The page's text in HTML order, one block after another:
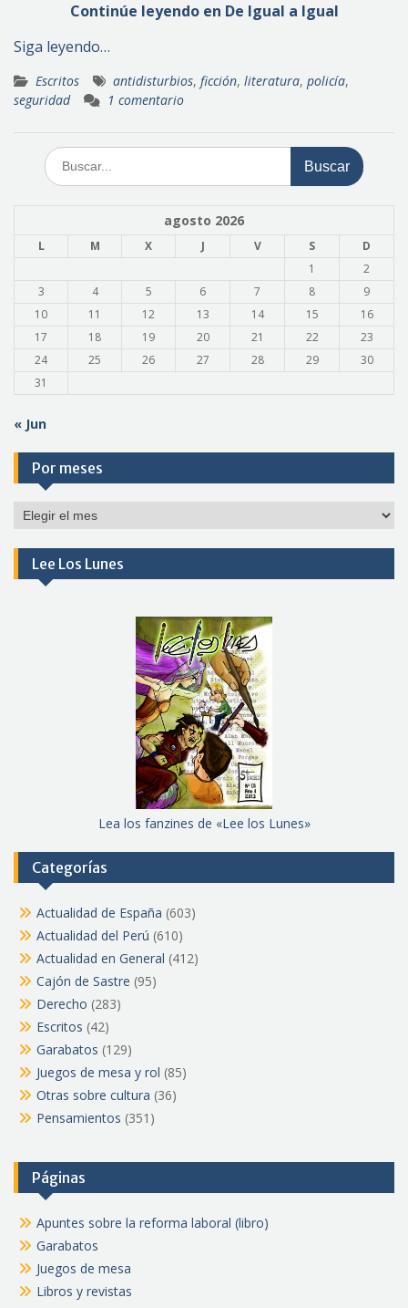
Continúe leyendo en De Igual a Igual
Siga leyendo…
Escritos antidisturbios, ficción, literatura, policía,
seguridad
1 comentario
Buscar:
agosto 2026
L M X J V S
D
1
2
3
4 5 6 7 8
9
10
11 12 13 14 15
16
17
18 19 20 21 22
23
24
25 26 27 28 29
30
31
« Jun
Por meses
Por
Lee Los Lunes
Lea los fanzines de «Lee los Lunes»
Categorías
Actualidad de España (603)
Actualidad del Perú (610)
Actualidad en General (412)
Cajón de Sastre (95)
Derecho (283)
Escritos (42)
Garabatos (129)
Juegos de mesa y rol (85)
Otras sobre cultura (36)
Pensamientos (351)
Páginas
Apuntes sobre la reforma laboral (libro)
Garabatos
Juegos de mesa
Libros y revistas